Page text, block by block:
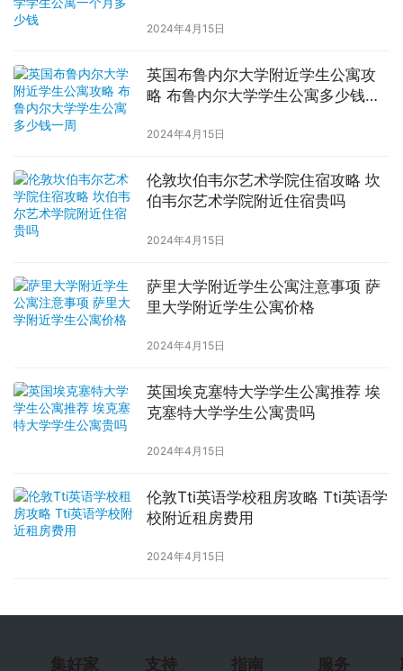
2024年4月15日
英国布鲁内尔大学附近学生公寓攻
略 布鲁内尔大学学生公寓多少钱一
2024年4月15日
伦敦坎伯韦尔艺术学院住宿攻略 坎
伯韦尔艺术学院附近住宿贵吗
2024年4月15日
萨里大学附近学生公寓注意事项 萨
里大学附近学生公寓价格
2024年4月15日
英国埃克塞特大学学生公寓推荐 埃
克塞特大学学生公寓贵吗
2024年4月15日
伦敦Tti英语学校租房攻略 Tti英语学
校附近租房费用
2024年4月15日
集好家 支持 指南 服务